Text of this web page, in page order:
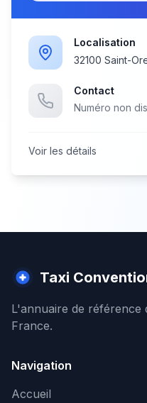
Localisation
32100 Saint-
Contact
Numéro non
Voir les détails
Taxi
L'annuaire de référence
France.
Navigation
Accueil